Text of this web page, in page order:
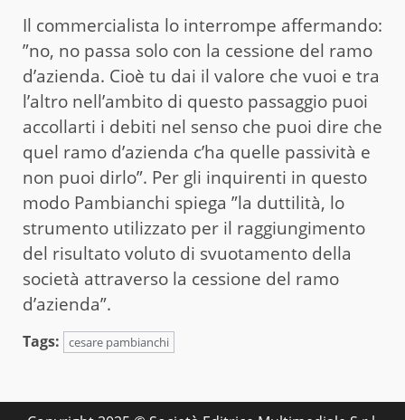
Il commercialista lo interrompe affermando:
”no, no passa solo con la cessione del ramo
d’azienda. Cioè tu dai il valore che vuoi e tra
l’altro nell’ambito di questo passaggio puoi
accollarti i debiti nel senso che puoi dire che
quel ramo d’azienda c’ha quelle passività e
non puoi dirlo”. Per gli inquirenti in questo
modo Pambianchi spiega ”la duttilità, lo
strumento utilizzato per il raggiungimento
del risultato voluto di svuotamento della
società attraverso la cessione del ramo
d’azienda”.
Tags: cesare pambianchi